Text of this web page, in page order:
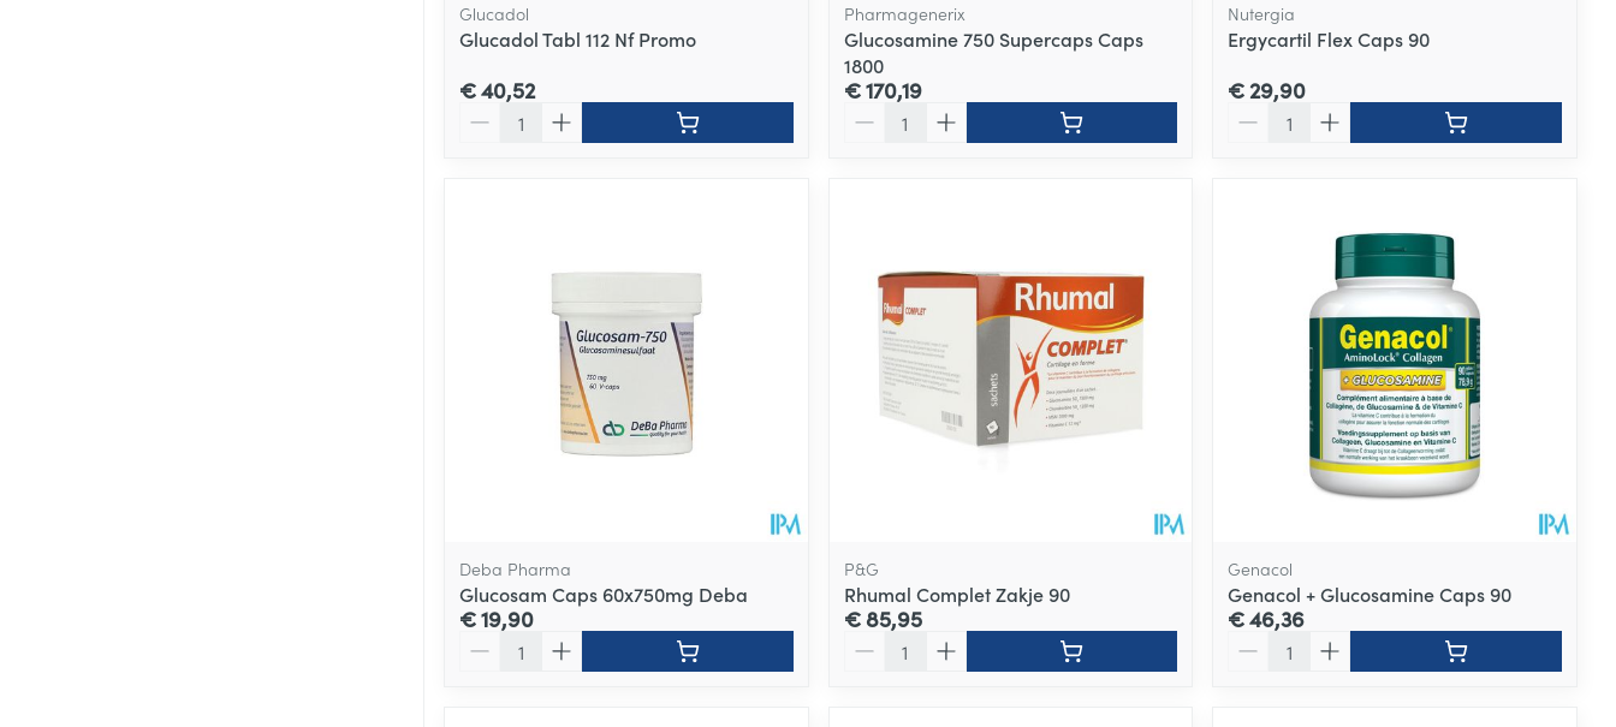
Glucadol
Glucadol Tabl 112 Nf Promo
€ 40,52
Pharmagenerix
Glucosamine 750 Supercaps Caps
1800
€ 170,19
Nutergia
Ergycartil Flex Caps 90
€ 29,90
Deba Pharma
Glucosam Caps 60x750mg Deba
€ 19,90
P&G
Rhumal Complet Zakje 90
€ 85,95
Genacol
Genacol + Glucosamine Caps 90
€ 46,36